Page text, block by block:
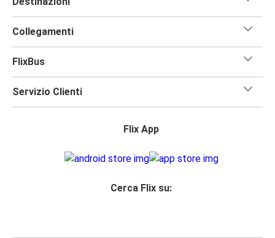
Collegamenti
FlixBus
Servizio Clienti
Flix App
Cerca Flix su: